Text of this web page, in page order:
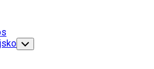
Toggle
Child